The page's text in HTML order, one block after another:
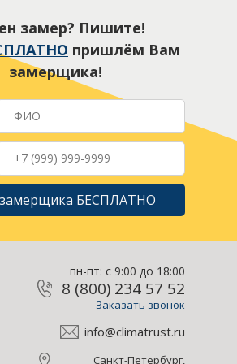
замер? Пишите!
пришлём Вам
замерщика!
БЕСПЛАТНО
пн-пт: с 9:00 до 18:00
8 (800) 234 57 52
Заказать звонок
info@climatrust.ru
Санкт-Петербург,